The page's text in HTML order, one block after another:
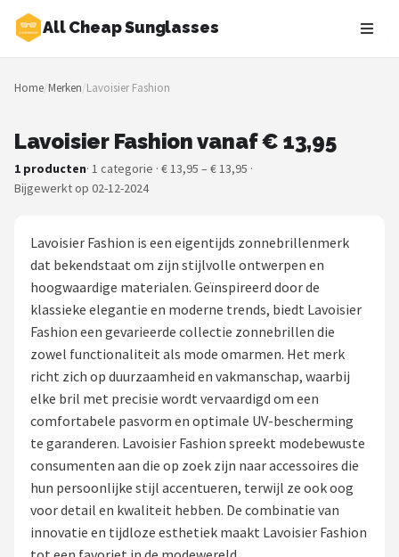
All Cheap Sunglasses
Zoeken
NAVIGATIE
Merken
Zonnebrillen
Baby zonnebrillen
Shop
POPULAIRE MERKEN
KIMU
Kingseven
Sinner
Home/Merken/Lavoisier Fashion
Lavoisier Fashion vanaf € 13,95
1 producten· 1 categorie · € 13,95 – € 13,95 ·
Bijgewerkt op 02-12-2024
Lavoisier Fashion is een eigentijds zonnebrillenmerk
dat bekendstaat om zijn stijlvolle ontwerpen en
hoogwaardige materialen. Geïnspireerd door de
klassieke elegantie en moderne trends, biedt Lavoisier
Fashion een gevarieerde collectie zonnebrillen die
zowel functionaliteit als mode omarmen. Het merk
richt zich op duurzaamheid en vakmanschap, waarbij
elke bril met precisie wordt vervaardigd om een
comfortabele pasvorm en optimale UV-bescherming
te garanderen. Lavoisier Fashion spreekt modebewuste
consumenten aan die op zoek zijn naar accessoires die
hun persoonlijke stijl accentueren, terwijl ze ook oog
voor detail en kwaliteit hebben. De combinatie van
innovatie en tijdloze esthetiek maakt Lavoisier Fashion